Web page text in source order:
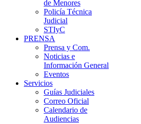
de Menores
Policía Técnica
Judicial
STIyC
PRENSA
Prensa y Com.
Noticias e
Información General
Eventos
Servicios
Guías Judiciales
Correo Oficial
Calendario de
Audiencias